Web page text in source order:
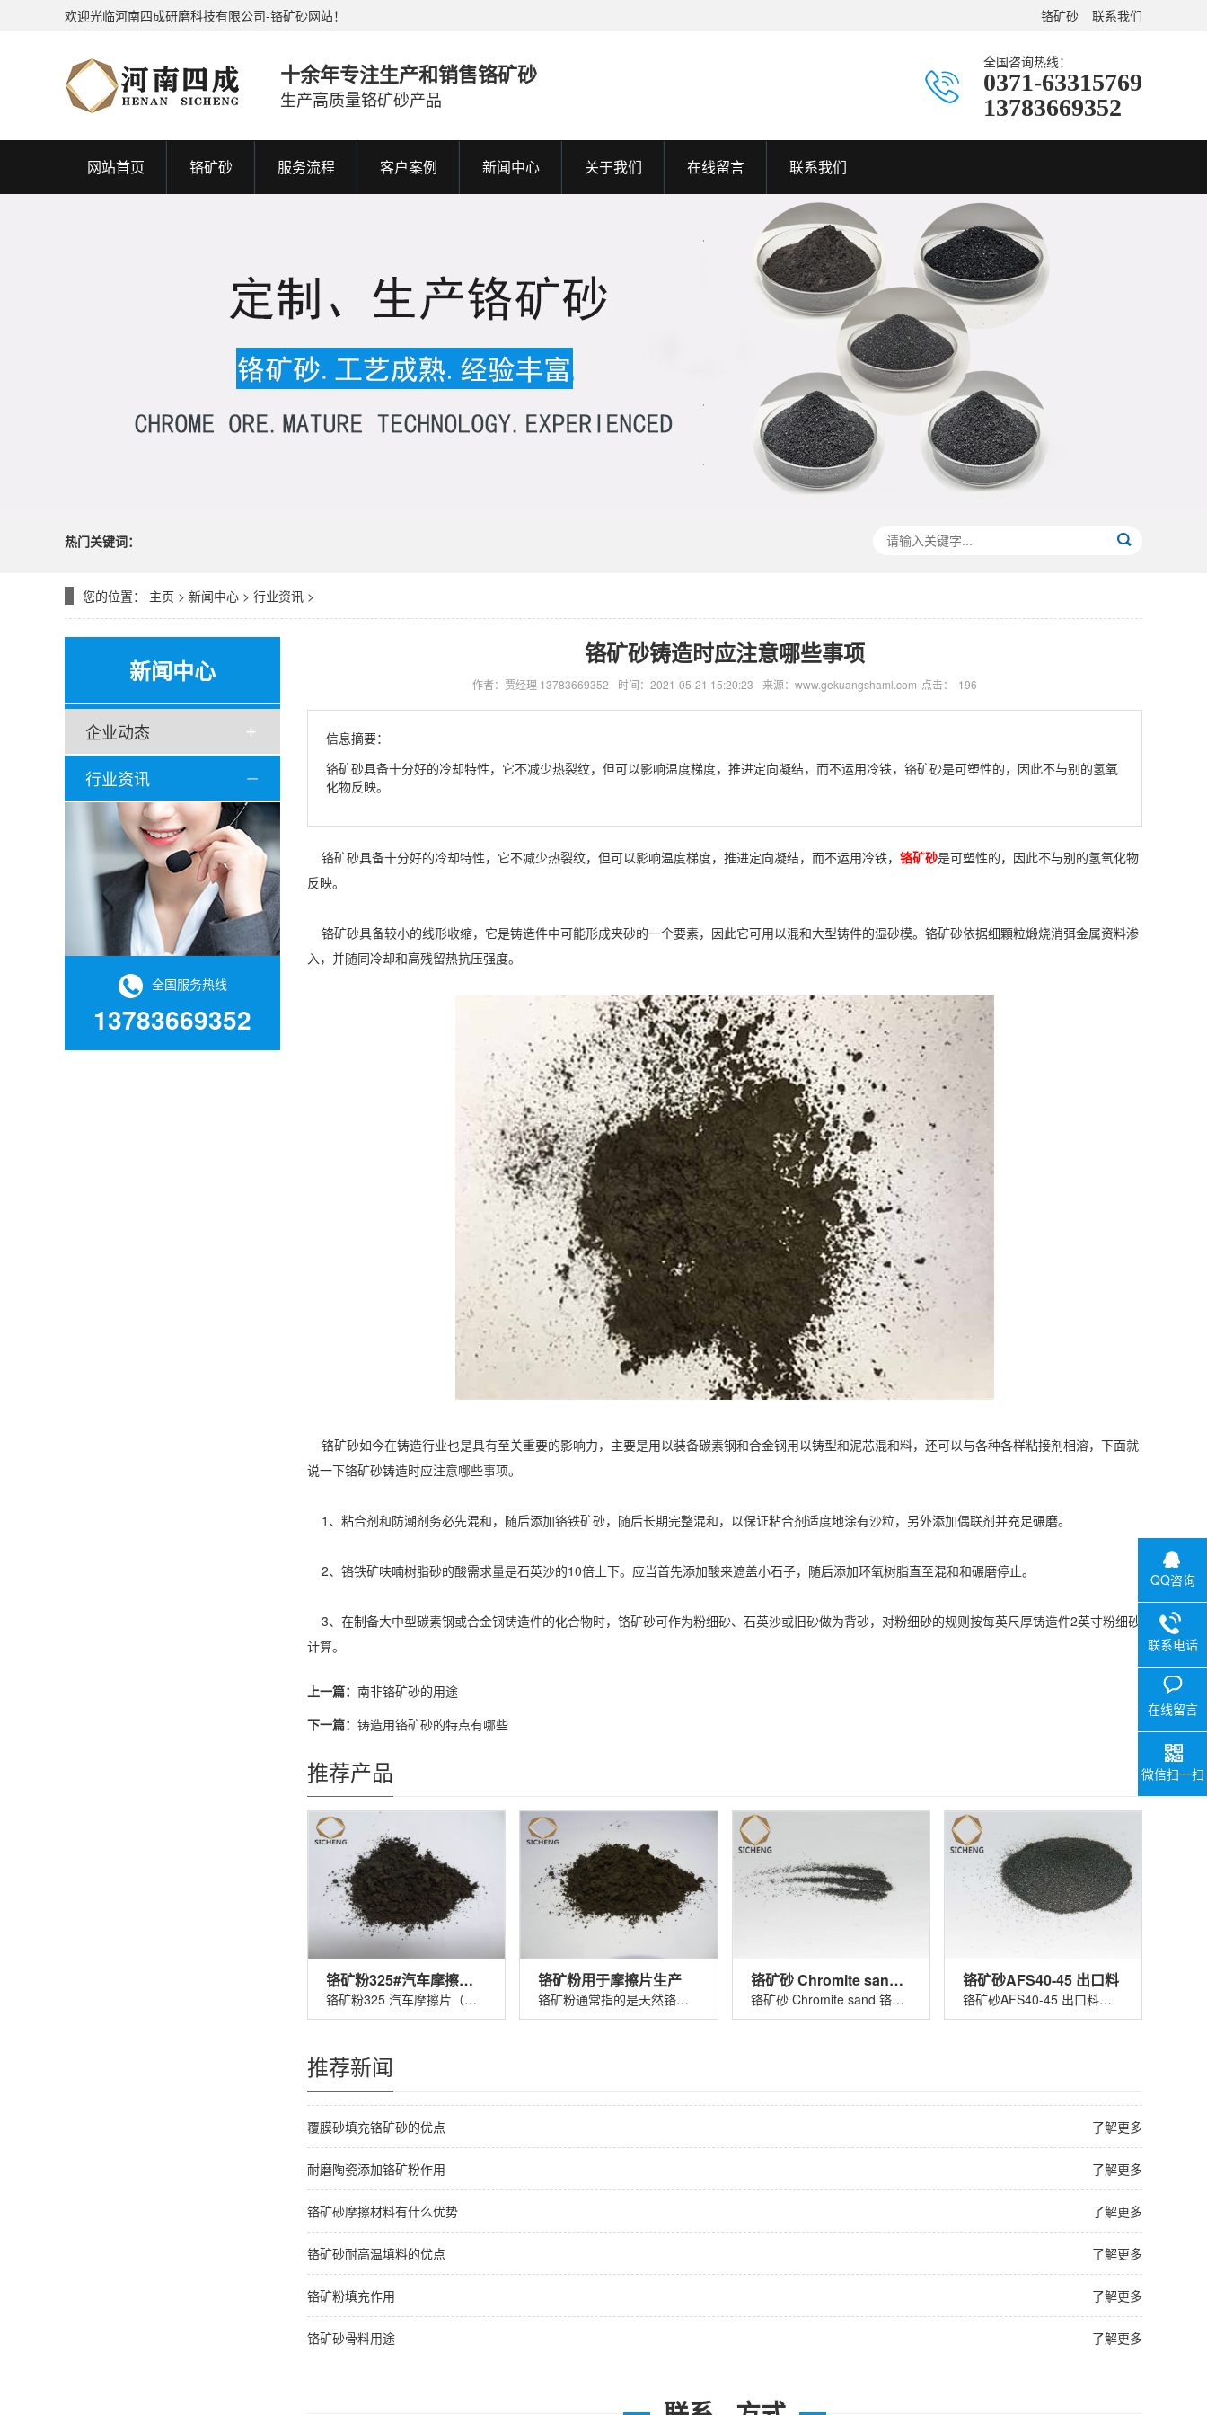
铬矿砂 联系我们
欢迎光临河南四成研磨科技有限公司-铬矿砂网站！
十余年专注生产和销售铬矿砂
生产高质量铬矿砂产品
全国咨询热线：
0371-63315769
13783669352
网站首页 铬矿砂 服务流程 客户案例 新闻中心 关于我们 在线留言 联系我们
热门关键词：
您的位置： 主页 > 新闻中心 > 行业资讯 >
新闻中心
企业动态
行业资讯
全国服务热线
13783669352
铬矿砂铸造时应注意哪些事项
作者：贾经理 13783669352 时间：2021-05-21 15:20:23 来源：www.gekuangshaml.com 点击： 196
信息摘要：
铬矿砂具备十分好的冷却特性，它不减少热裂纹，但可以影响温度梯度，推进定向凝结，而不运用冷铁，铬矿砂是可塑性的，因此不与别的氢氧
化物反映。
铬矿砂具备十分好的冷却特性，它不减少热裂纹，但可以影响温度梯度，推进定向凝结，而不运用冷铁， 铬矿砂是可塑性的，因此不与别的氢氧化物
反映。
铬矿砂具备较小的线形收缩，它是铸造件中可能形成夹砂的一个要素，因此它可用以混和大型铸件的湿砂模。铬矿砂依据细顆粒煅烧消弭金属资料渗
入，并随同冷却和高残留热抗压强度。
铬矿砂如今在铸造行业也是具有至关重要的影响力，主要是用以装备碳素钢和合金钢用以铸型和泥芯混和料，还可以与各种各样粘接剂相溶，下面就
说一下铬矿砂铸造时应注意哪些事项。
1、粘合剂和防潮剂务必先混和，随后添加铬铁矿砂，随后长期完整混和，以保证粘合剂适度地涂有沙粒，另外添加偶联剂并充足碾磨。
2、铬铁矿呋喃树脂砂的酸需求量是石英沙的10倍上下。应当首先添加酸来遮盖小石子，随后添加环氧树脂直至混和和碾磨停止。
3、在制备大中型碳素钢或合金钢铸造件的化合物时，铬矿砂可作为粉细砂、石英沙或旧砂做为背砂，对粉细砂的规则按每英尺厚铸造件2英寸粉细砂
计算。
上一篇： 南非铬矿砂的用途
下一篇： 铸造用铬矿砂的特点有哪些
推荐产品
铬矿粉325#汽车摩擦片（刹车片）
铬矿粉325 汽车摩擦片（刹车片）铬矿粉......
铬矿粉用于摩擦片生产
铬矿粉通常指的是天然铬铁矿（主要成分......
铬矿砂 Chromite sand 铬铁矿砂
铬矿砂 Chromite sand 铬铁矿砂适用......
铬矿砂AFS40-45 出口料
铬矿砂AFS40-45 出口料适用于玻璃着色......
推荐新闻
了解更多
覆膜砂填充铬矿砂的优点
了解更多
耐磨陶瓷添加铬矿粉作用
了解更多
铬矿砂摩擦材料有什么优势
了解更多
铬矿砂耐高温填料的优点
了解更多
铬矿粉填充作用
了解更多
铬矿砂骨料用途
QQ咨询
联系电话
在线留言
微信扫一扫